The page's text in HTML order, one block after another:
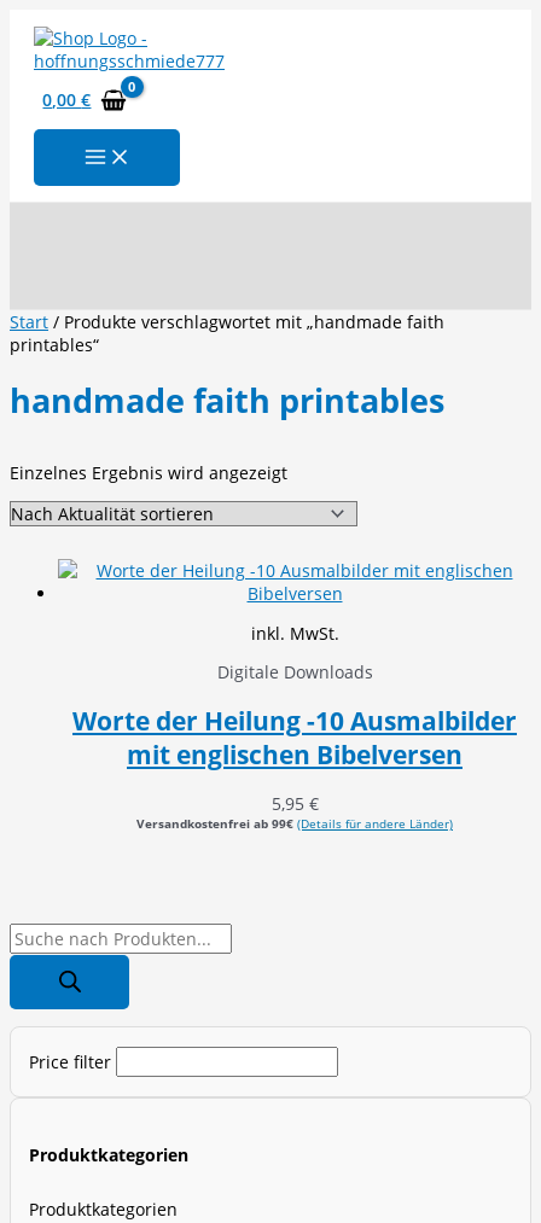
Inhalt
springen
0,00€
P
o
d
c
Price filter
Produktkategorien
Produktkategorien
Start / Produkte verschlagwortet mit „handmade faith
printables“
handmade faith printables
Einzelnes Ergebnis wird angezeigt
inkl. MwSt.
Digitale Downloads
Worte der Heilung -10 Ausmalbilder
mit englischen Bibelversen
5,95 €
Versandkostenfrei ab 99€ (Details für andere Länder)